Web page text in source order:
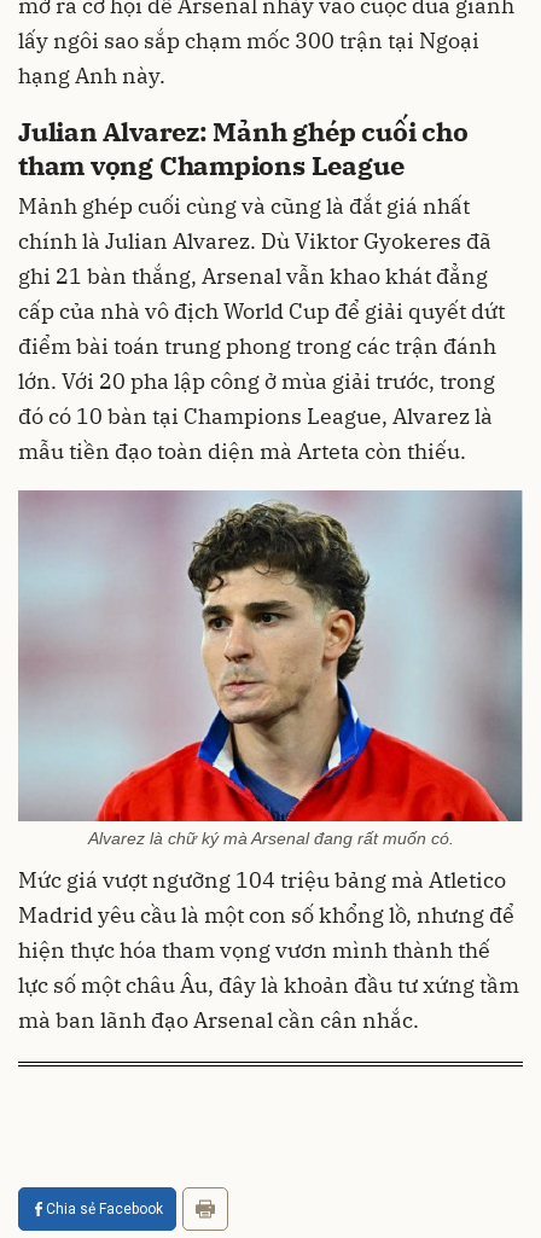
lấy ngôi sao sắp chạm mốc 300 trận tại Ngoại
hạng Anh này.
Julian Alvarez: Mảnh ghép cuối cho
tham vọng Champions League
Mảnh ghép cuối cùng và cũng là đắt giá nhất
chính là Julian Alvarez. Dù Viktor Gyokeres đã
ghi 21 bàn thắng, Arsenal vẫn khao khát đẳng
cấp của nhà vô địch World Cup để giải quyết dứt
điểm bài toán trung phong trong các trận đánh
lớn. Với 20 pha lập công ở mùa giải trước, trong
đó có 10 bàn tại Champions League, Alvarez là
mẫu tiền đạo toàn diện mà Arteta còn thiếu.
Alvarez là chữ ký mà Arsenal đang rất muốn có.
Mức giá vượt ngưỡng 104 triệu bảng mà Atletico
Madrid yêu cầu là một con số khổng lồ, nhưng để
hiện thực hóa tham vọng vươn mình thành thế
lực số một châu Âu, đây là khoản đầu tư xứng tầm
mà ban lãnh đạo Arsenal cần cân nhắc.
Chia sẻ Facebook